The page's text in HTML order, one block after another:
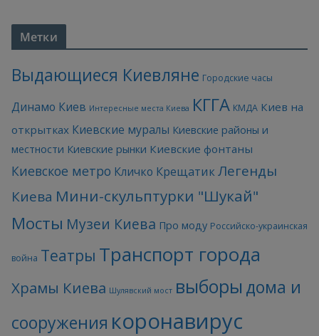
Метки
Выдающиеся Киевляне Городские часы
Динамо Киев Интересные места Киева КГГА КМДА Киев на
открытках Киевские муралы Киевские районы и
местности Киевские рынки Киевские фонтаны
Киевское метро Кличко КрещатикЛегенды
Киева Мини-скульптурки "Шукай"
Мосты Музеи Киева Про моду Российско-украинская
война Театры Транспорт города
Храмы Киева Шулявский мост выборы дома и
сооружения коронавирус